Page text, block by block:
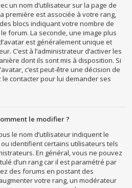
un nom d’utilisateur sur la page de
première est associée à votre rang,
blocs indiquant votre nombre de
forum. La seconde, une image plus
est généralement unique et
C’est à l’administrateur d’activer les
dont ils sont mis à disposition. Si
c’est peut-être une décision de
le contacter pour lui demander ses
le modifier ?
le nom d’utilisateur indiquent le
identifient certains utilisateurs tels
En général, vous ne pouvez
d’un rang car il est paramétré par
des forums en postant des
votre rang, un modérateur